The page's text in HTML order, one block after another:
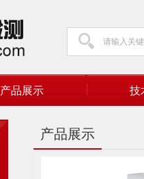
产品展示 技
产品展示